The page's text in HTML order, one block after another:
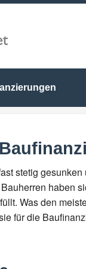
stetig gesunken
haben
Was den
für die